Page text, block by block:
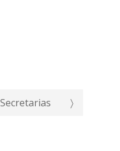
Secretarias